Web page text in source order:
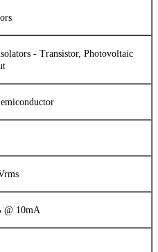
- Transistor, Photovoltaic
@ 10mA